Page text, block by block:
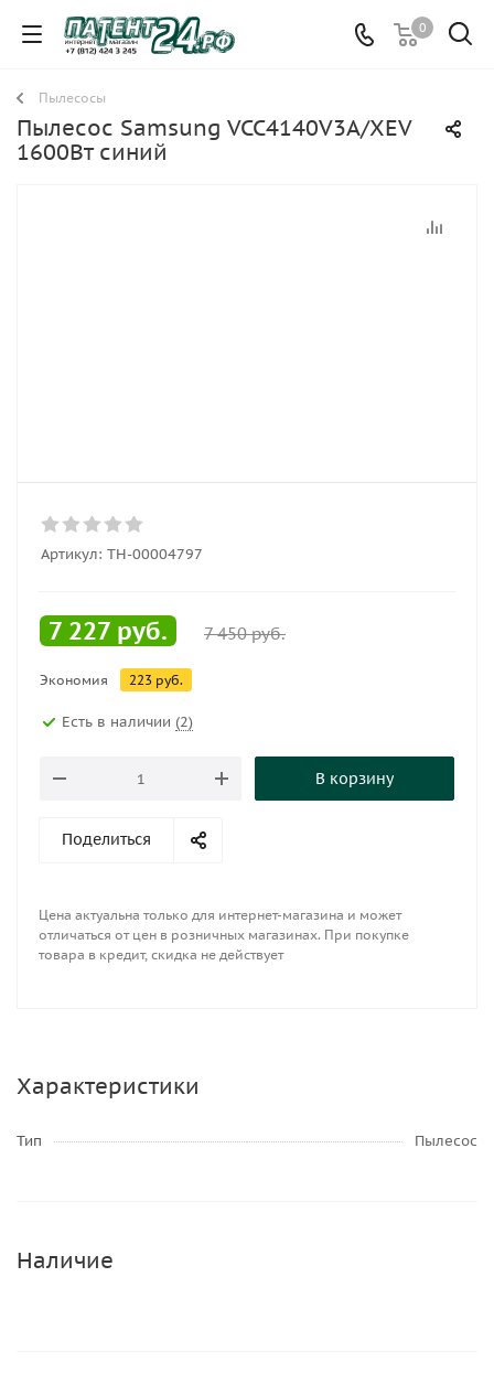
0
Пылесосы
Пылесос Samsung VCC4140V3A/XEV
1600Вт синий
Артикул: ТН-00004797
7 227 руб. 7 450руб.
Экономия 223 руб.
Есть в наличии (2)
В корзину
Поделиться
Цена актуальна только для интернет-магазина и может
отличаться от цен в розничных магазинах. При покупке
товара в кредит, скидка не действует
Характеристики
Тип Пылесос
Наличие